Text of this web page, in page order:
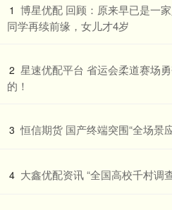
1 博星优配 回顾：原来早已是一
同学再续前缘，女儿才4岁
2 星速优配平台 省运会柔道赛场
的！
3 恒信期货 国产终端突围“全场景
4 大鑫优配资讯 “全国高校千村调